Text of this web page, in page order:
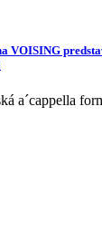
VOISING
a´cappella